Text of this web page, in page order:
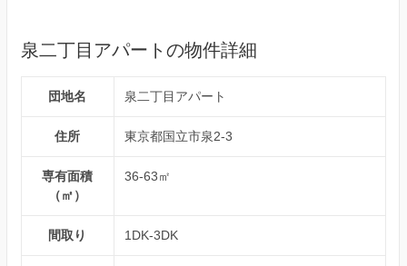
泉二丁目アパートの物件詳細
団地名 泉二丁目アパート
住所 東京都国立市泉2-3
専有面積
（㎡）
36-63㎡
間取り 1DK-3DK